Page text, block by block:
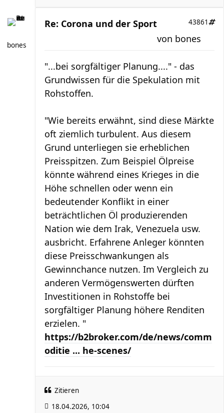
bones
Re: Corona und der Sport 43861
von bones
"...bei sorgfältiger Planung...." - das
Grundwissen für die Spekulation mit
Rohstoffen.
"Wie bereits erwähnt, sind diese Märkte
oft ziemlich turbulent. Aus diesem
Grund unterliegen sie erheblichen
Preisspitzen. Zum Beispiel Ölpreise
könnte während eines Krieges in die
Höhe schnellen oder wenn ein
bedeutender Konflikt in einer
beträchtlichen Öl produzierenden
Nation wie dem Irak, Venezuela usw.
ausbricht. Erfahrene Anleger könnten
diese Preisschwankungen als
Gewinnchance nutzen. Im Vergleich zu
anderen Vermögenswerten dürften
Investitionen in Rohstoffe bei
sorgfältiger Planung höhere Renditen
erzielen. "
https://b2broker.com/de/news/comm
oditie ... he-scenes/
Zitieren
18.04.2026, 10:04